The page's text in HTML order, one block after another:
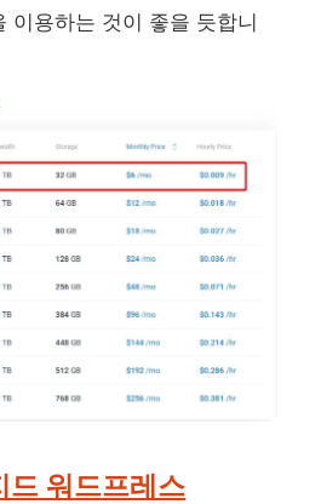
이용하는 것이 좋을 듯합니
드 워드프레스